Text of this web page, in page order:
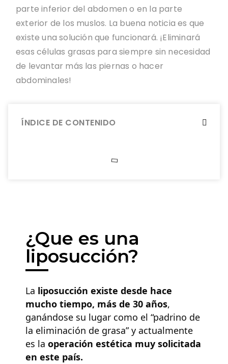
ÍNDICE DE CONTENIDO
parte inferior del abdomen o en la parte
exterior de los muslos. La buena noticia es que
existe una solución que funcionará. ¡Eliminará
esas células grasas para siempre sin necesidad
de levantar más las piernas o hacer
abdominales!
¿Que es una
liposucción?
La liposucción existe desde hace
mucho tiempo, más de 30 años,
ganándose su lugar como el “padrino de
la eliminación de grasa” y actualmente
es la operación estética muy solicitada
en este país.